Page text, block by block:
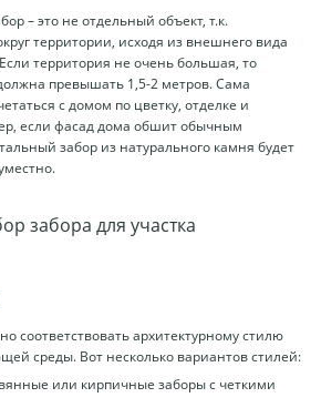
– это не отдельный объект, т.к.
территории, исходя из внешнего вида
территория не очень большая, то
превышать 1,5-2 метров. Сама
с домом по цветку, отделке и
если фасад дома обшит обычным
забор из натурального камня будет
соответствовать архитектурному стилю
среды. Вот несколько вариантов стилей:
или кирпичные заборы с четкими